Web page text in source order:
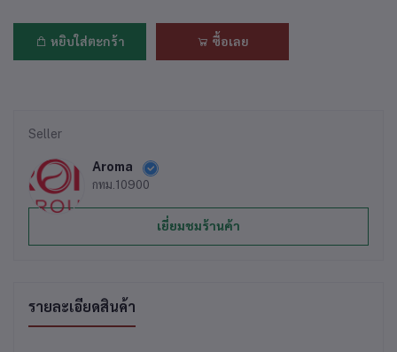
หยิบใส่ตะกร้า ซื้อเลย
Seller
Aroma
กทม.10900
เยี่ยมชมร้านค้า
รายละเอียดสินค้า